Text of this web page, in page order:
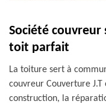
Société couvreur
toit parfait
La toiture sert à
couvreur Couverture
construction, la